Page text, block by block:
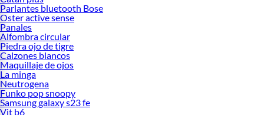
Parlantes bluetooth Bose
Oster active sense
Panales
Alfombra circular
Piedra ojo de tigre
Calzones blancos
Maquillaje de ojos
La minga
Neutrogena
Funko pop snoopy
Samsung galaxy s23 fe
Vit b6